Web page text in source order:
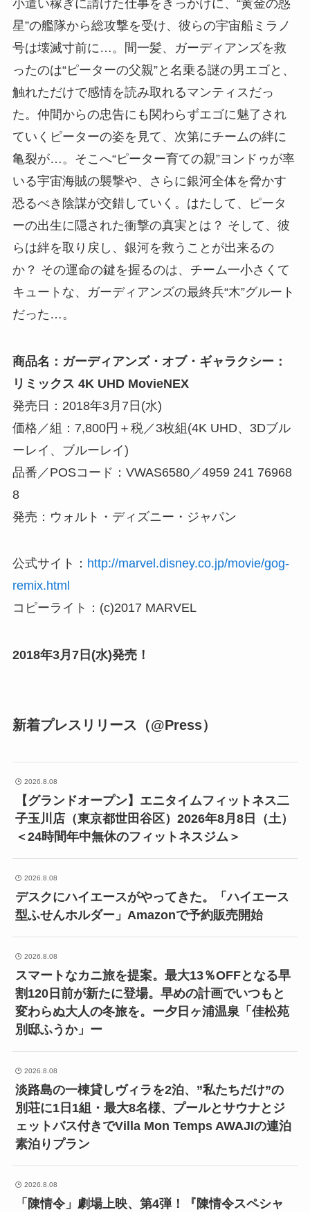
小遣い稼ぎに請けた仕事をきっかけに、“黄金の惑
星”の艦隊から総攻撃を受け、彼らの宇宙船ミラノ
号は壊滅寸前に…。間一髪、ガーディアンズを救
ったのは“ピーターの父親”と名乗る謎の男エゴと、
触れただけで感情を読み取れるマンティスだっ
た。仲間からの忠告にも関わらずエゴに魅了され
ていくピーターの姿を見て、次第にチームの絆に
亀裂が…。そこへ“ピーター育ての親”ヨンドゥが率
いる宇宙海賊の襲撃や、さらに銀河全体を脅かす
恐るべき陰謀が交錯していく。はたして、ピータ
ーの出生に隠された衝撃の真実とは？ そして、彼
らは絆を取り戻し、銀河を救うことが出来るの
か？ その運命の鍵を握るのは、チーム一小さくて
キュートな、ガーディアンズの最終兵“木”グルート
だった…。
商品名：ガーディアンズ・オブ・ギャラクシー：
リミックス 4K UHD MovieNEX
発売日：2018年3月7日(水)
価格／組：7,800円＋税／3枚組(4K UHD、3Dブル
ーレイ、ブルーレイ)
品番／POSコード：VWAS6580／4959 241 76968
8
発売：ウォルト・ディズニー・ジャパン
公式サイト： http://marvel.disney.co.jp/movie/gog-
remix.html
コピーライト：(c)2017 MARVEL
2018年3月7日(水)発売！
新着プレスリリース（@Press）
2026.8.08
【グランドオープン】エニタイムフィットネス二
子玉川店（東京都世田谷区）2026年8月8日（土）
＜24時間年中無休のフィットネスジム＞
2026.8.08
デスクにハイエースがやってきた。「ハイエース
型ふせんホルダー」Amazonで予約販売開始
2026.8.08
スマートなカニ旅を提案。最大13％OFFとなる早
割120日前が新たに登場。早めの計画でいつもと
変わらぬ大人の冬旅を。ー夕日ヶ浦温泉「佳松苑
別邸ふうか」ー
2026.8.08
淡路島の一棟貸しヴィラを2泊、”私たちだけ”の
別荘に1日1組・最大8名様、プールとサウナとジ
ェットバス付きでVilla Mon Temps AWAJIの連泊
素泊りプラン
2026.8.08
「陳情令」劇場上映、第4弾！『陳情令スペシャ